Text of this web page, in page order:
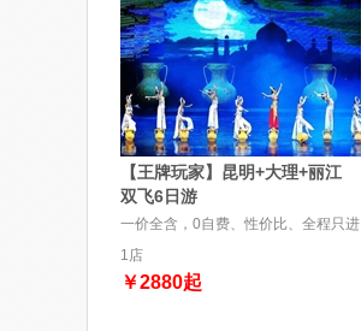
【王牌玩家】昆明+大理+丽江
双飞6日游
一价全含，0自费、性价比、全程只进
1店
￥2880起